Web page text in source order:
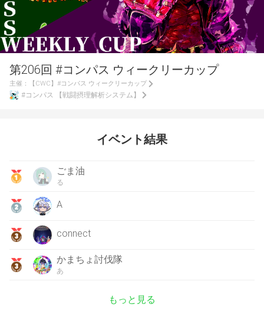
第206回 #コンパス ウィークリーカップ
主催： 【CWC】#コンパス ウィークリーカップ
#コンパス 【戦闘摂理解析システム】
イベント結果
ごま油
る
A
connect
かまちょ討伐隊
あ
もっと見る